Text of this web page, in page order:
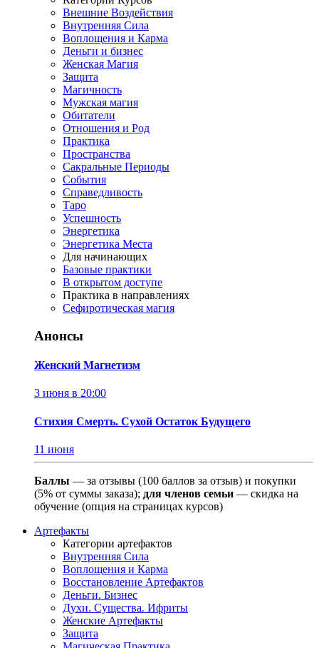
Внешние Воздействия
Внутренняя Сила
Воплощения и Карма
Деньги и бизнес
Женская Магия
Защита
Магичность
Мужская магия
Обитатели
Отношения и Род
Практика
Пространства
Сакральные Периоды
События
Справедливость
Таро
Успешность
Энергетика
Энергетика Места
Для начинающих
Базовые практики
В открытом доступе
Практика в направлениях
Сефиротическая магия
Анонсы
Женский Магнетизм
3 июня в 20:00
Стихия Смерть. Сухой Остаток Будущего
11 июня
Баллы — за отзывы (100 баллов за отзыв) и покупки
(5% от суммы заказа); для членов семьи — скидка на
обучение (опция на страницах курсов)
Артефакты
Категории артефактов
Внутренняя Сила
Воплощения и Карма
Восстановление Артефактов
Деньги. Бизнес
Духи. Существа. Ифриты
Женские Артефакты
Защита